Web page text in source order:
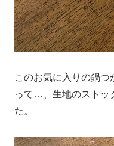
このお気に入りの鍋
って…、生地のストッ
た。